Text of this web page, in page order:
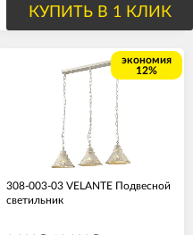
КУПИТЬ В 1 КЛИК
экономия
12%
308-003-03 VELANTE Подвесной
светильник